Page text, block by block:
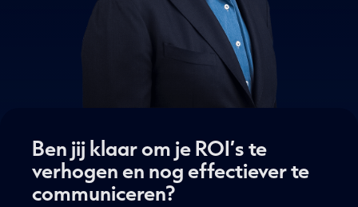
Ben jij klaar om je ROI’s te
verhogen en nog effectiever te
communiceren?